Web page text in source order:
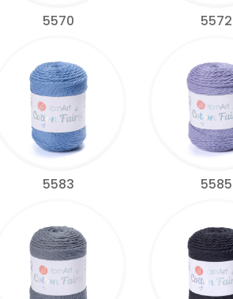
5570 5572
5583 5585